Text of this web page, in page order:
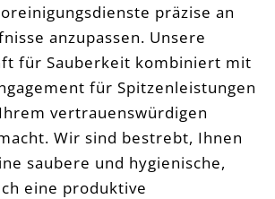
präzise an
anzupassen. Unsere
für Sauberkeit kombiniert mit
für Spitzenleistungen
vertrauenswürdigen
Wir sind bestrebt, Ihnen
saubere und hygienische,
eine produktive